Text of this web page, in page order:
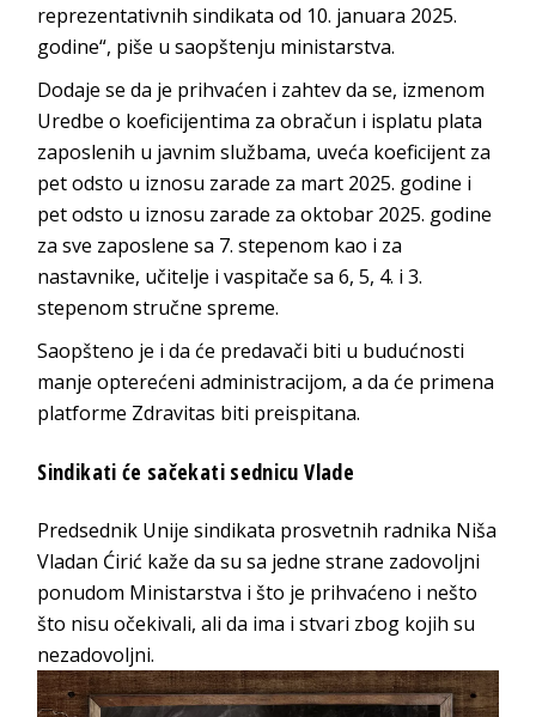
reprezentativnih sindikata od 10. januara 2025.
godine“, piše u saopštenju ministarstva.
Dodaje se da je prihvaćen i zahtev da se, izmenom
Uredbe o koeficijentima za obračun i isplatu plata
zaposlenih u javnim službama, uveća koeficijent za
pet odsto u iznosu zarade za mart 2025. godine i
pet odsto u iznosu zarade za oktobar 2025. godine
za sve zaposlene sa 7. stepenom kao i za
nastavnike, učitelje i vaspitače sa 6, 5, 4. i 3.
stepenom stručne spreme.
Saopšteno je i da će predavači biti u budućnosti
manje opterećeni administracijom, a da će primena
platforme Zdravitas biti preispitana.
Sindikati će sačekati sednicu Vlade
Predsednik Unije sindikata prosvetnih radnika Niša
Vladan Ćirić kaže da su sa jedne strane zadovoljni
ponudom Ministarstva i što je prihvaćeno i nešto
što nisu očekivali, ali da ima i stvari zbog kojih su
nezadovoljni.